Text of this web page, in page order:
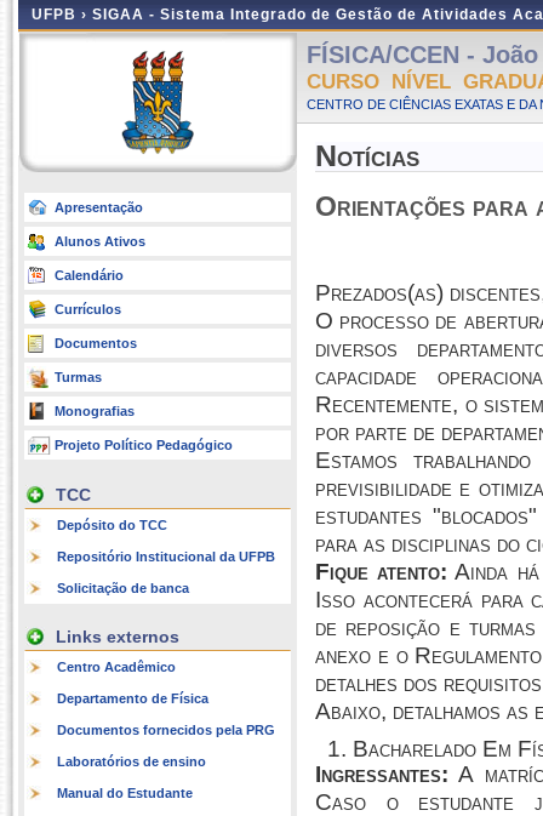
UFPB › SIGAA - Sistema Integrado de Gestão de Atividades
Apresentação
Alunos Ativos
Calendário
Currículos
Documentos
Turmas
Monografias
Projeto Político Pedagógico
TCC
Depósito do TCC
Repositório Institucional da UFPB
Solicitação de banca
Links externos
Centro Acadêmico
Departamento de Física
Documentos fornecidos pela PRG
Laboratórios de ensino
Manual do Estudante
FÍSICA/CCEN -
CURSO NÍVEL
CENTRO DE CIÊNCIAS EXATAS E
Notícias
Orientações
Prezados(as)
O processo de
diversos
capacidade
Recentemente, o
por parte de
Estamos
previsibilidade e
estudantes
para as disciplinas do
Fique atento: Ainda
Isso acontecerá para
de reposição e
anexo e o
detalhes dos
Abaixo, detalhamos as
1. Bacharelado Em
Ingressantes: A
Caso o estudante